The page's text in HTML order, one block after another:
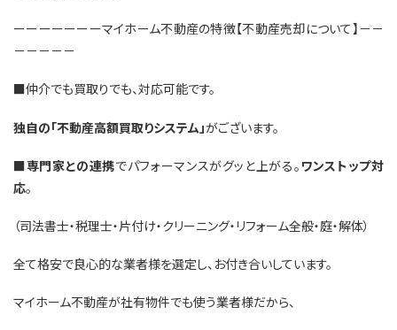
ーーーーーーーマイホーム不動産の特徴【不動産売却について】－－
－－－－－
■仲介でも買取りでも、対応可能です。
独自の「不動産高額買取りシステム」がございます。
■専門家との連携でパフォーマンスがグッと上がる。 ワンストップ対
応。
（司法書士・税理士・片付け・クリーニング・リフォーム全般・庭・解体）
全て格安で良心的な業者様を選定し、お付き合いしています。
マイホーム不動産が社有物件でも使う業者様だから、